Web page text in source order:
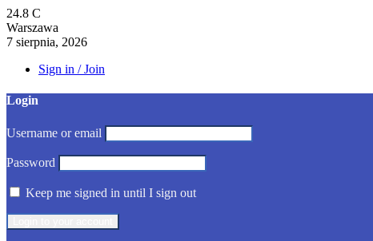
24.8 C
Warszawa
7 sierpnia, 2026
Sign in / Join
Login
Username or email
Password
Keep me signed in until I sign out